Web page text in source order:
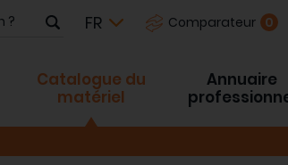
Comparateur 0
Catalogue du
matériel
Annuaire